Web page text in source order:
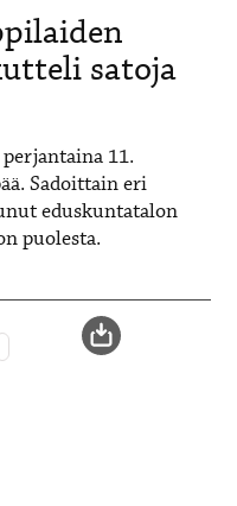
satoja
11.
Sadoittain eri
eduskuntatalon
puolesta.